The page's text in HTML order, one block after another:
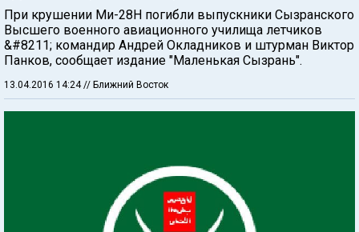
При крушении Ми-28Н погибли выпускники Сызранского
Высшего военного авиационного училища летчиков
&#8211; командир Андрей Окладников и штурман Виктор
Панков, сообщает издание "Маленькая Сызрань".
13.04.2016 14:24// Ближний Восток